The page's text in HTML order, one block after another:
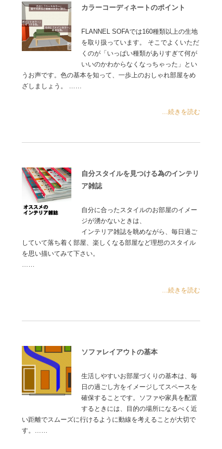
カラーコーディネートのポイント
FLANNEL SOFAでは160種類以上の生地
を取り扱っています。 そこでよくいただ
くのが「いっぱい種類がありすぎて何が
いいのかわからなくなっちゃった」とい
うお声です。色の基本を知って、一歩上のおしゃれ部屋をめ
ざしましょう。 ……
...続きを読む
自分スタイルを見つける為のインテリ
ア雑誌
自分に合ったスタイルのお部屋のイメー
ジが湧かないときは、
インテリア雑誌を眺めながら、毎日過ご
していて落ち着く部屋、楽しくなる部屋など理想のスタイル
を思い描いてみて下さい。
……
...続きを読む
ソファレイアウトの基本
生活しやすいお部屋づくりの基本は、毎
日の過ごし方をイメージしてスペースを
確保することです。ソファや家具を配置
するときには、目的の場所になるべく近
い距離でスムーズに行けるように動線を考えることが大切で
す。……